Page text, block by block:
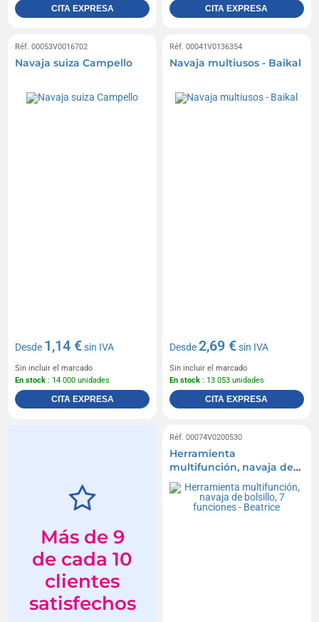
CITA EXPRESA CITA EXPRESA
Réf. 00053V0016702
Navaja suiza Campello
Desde 1,14 €sin IVA
Sin incluir el marcado
En stock : 14 000 unidades
CITA EXPRESA
Réf. 00041V0136354
Navaja multiusos - Baikal
Desde2,69 €sin IVA
Sin incluir el marcado
En stock : 13 053 unidades
CITA EXPRESA
Más de 9
de cada 10
clientes
satisfechos
Réf. 00074V0200530
Herramienta
multifunción, navaja de
bolsillo, 7 funciones -
Beatrice